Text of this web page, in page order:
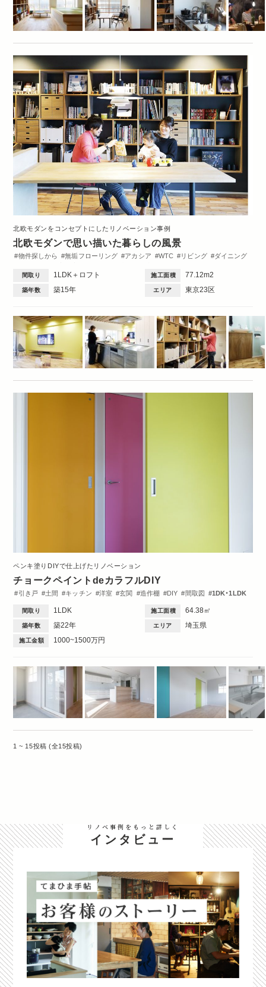
北欧モダンをコンセプトにしたリノベーション事例
北欧モダンで思い描いた暮らしの風景
物件探しから 無垢フローリング アカシア WTC リビング
ダイニング
Family
1DK・1LDK
間取り 1LDK＋ロフト 施工面積 77.12m2
築年数 築15年 エリア 東京23区
ペンキ塗りDIYで仕上げたリノベーション
チョークペイントdeカラフルDIY
引き戸 土間 キッチン 洋室 玄関 造作棚 DIY 間取図 1DK・1LDK
間取り 1LDK 施工面積 64.38㎡
築年数 築22年 エリア 埼玉県
施工金額 1000~1500万円
1 ~ 15投稿 (全15投稿)
リノベ事例をもっと詳しく
インタビュー